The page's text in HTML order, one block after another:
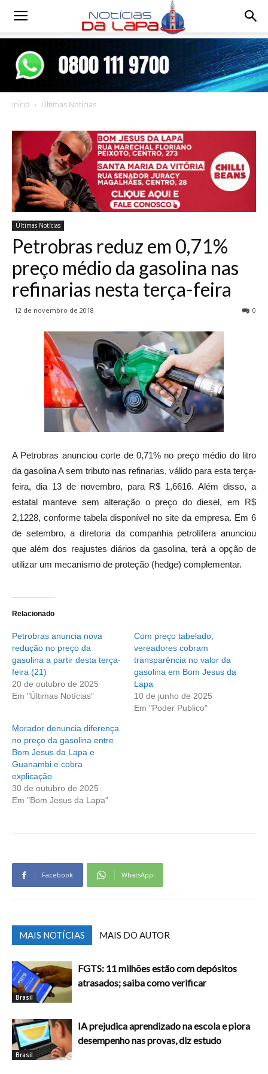
Notícias
Início Últimas Notícias
Últimas Notícias
Petrobras reduz em 0,71%
preço médio da gasolina nas
refinarias nesta terça-feira
12 de novembro de 2018 0
A Petrobras anunciou corte de 0,71% no preço médio do litro
da gasolina A sem tributo nas refinarias, válido para esta terça-
feira, dia 13 de novembro, para R$ 1,6616. Além disso, a
estatal manteve sem alteração o preço do diesel, em R$
2,1228, conforme tabela disponível no site da empresa. Em 6
de setembro, a diretoria da companhia petrolífera anunciou
que além dos reajustes diários da gasolina, terá a opção de
utilizar um mecanismo de proteção (hedge) complementar.
Relacionado
Petrobras anuncia nova
redução no preço da
gasolina a partir desta terça-
feira (21)
20 de outubro de 2025
Em "Últimas Notícias"
Com preço tabelado,
vereadores cobram
transparência no valor da
gasolina em Bom Jesus da
Lapa
10 de junho de 2025
Em "Poder Publico"
Morador denuncia diferença
no preço da gasolina entre
Bom Jesus da Lapa e
Guanambi e cobra
explicação
30 de outubro de 2025
Em "Bom Jesus da Lapa"
Facebook WhatsApp
MAIS NOTÍCIAS MAIS DO AUTOR
Brasil
FGTS: 11 milhões estão com depósitos
atrasados; saiba como verificar
Brasil
IA prejudica aprendizado na escola e piora
desempenho nas provas, diz estudo